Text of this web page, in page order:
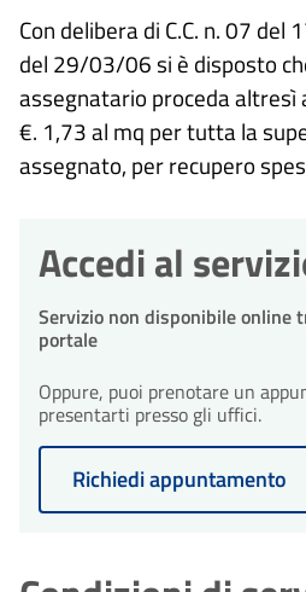
Con delibera di C.C. n. 07
del 29/03/06 si è disposto
assegnatario proceda altresì
€. 1,73 al mq per tutta la
assegnato, per recupero
Accedi al
Servizio non disponibile online
portale
Oppure, puoi prenotare un
presentarti presso gli uffici.
Richiedi appuntamento